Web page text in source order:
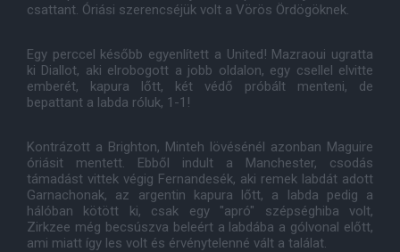
csattant. Óriási szerencséjük volt a Vörös Ördögöknek.
Egy perccel később egyenlített a United! Mazraoui ugratta
ki Diallot, aki elrobogott a jobb oldalon, egy csellel elvitte
emberét, kapura lőtt, két védő próbált menteni, de
bepattant a labda róluk, 1-1!
Kontrázott a Brighton, Minteh lövésénél azonban Maguire
óriásit mentett. Ebből indult a Manchester, csodás
támadást vittek végig Fernandesék, aki remek labdát adott
Garnachonak, az argentin kapura lőtt, a labda pedig a
hálóban kötött ki, csak egy "apró" szépséghiba volt,
Zirkzee még becsúszva beleért a labdába a gólvonal előtt,
ami miatt így les volt és érvénytelenné vált a találat.